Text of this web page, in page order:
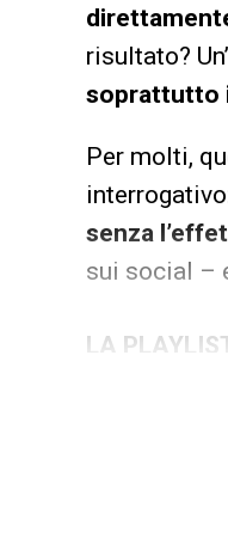
risultato?
soprattutto
Per molti,
senza
sui social –
LA